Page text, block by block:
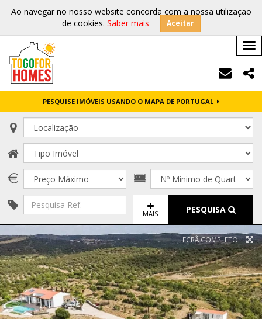
Ao navegar no nosso website concorda com a nossa utilização
de cookies. Saber mais Aceitar
PESQUISE IMÓVEIS USANDO O MAPA DE PORTUGAL
MAIS PESQUISA
ECRÃ COMPLETO